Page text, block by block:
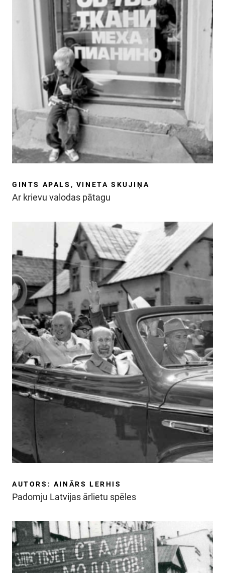
GINTS APALS, VINETA SKUJIŅA
Ar krievu valodas pātagu
AUTORS: AINĀRS LERHIS
Padomju Latvijas ārlietu spēles